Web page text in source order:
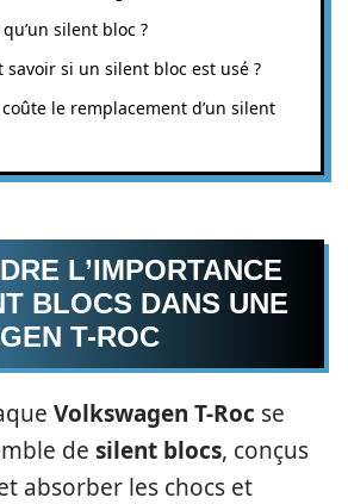
qu’un silent bloc ?
savoir si un silent bloc est usé ?
le remplacement d’un silent
L’IMPORTANCE
BLOCS DANS UNE
T-ROC
Volkswagen T-Roc se
de silent blocs, conçus
absorber les chocs et